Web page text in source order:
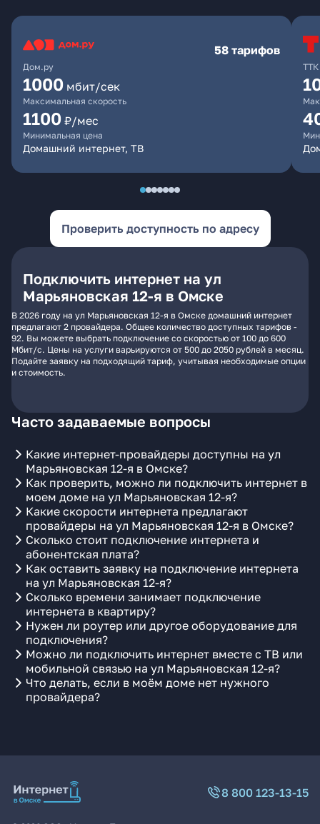
Дом.ру
58 тарифов
1000 мбит/сек
Максимальная скорость
1100 ₽/мес
Минимальная цена
Домашний интернет, ТВ
ТТК
Проверить доступность по адресу
Подключить интернет на ул
Марьяновская 12-я в Омске
В 2026 году на ул Марьяновская 12-я в Омске домашний интернет
предлагают 2 провайдера. Общее количество доступных тарифов -
92. Вы можете выбрать подключение со скоростью от 100 до 600
Мбит/с. Цены на услуги варьируются от 500 до 2050 рублей в месяц.
Подайте заявку на подходящий тариф, учитывая необходимые опции
и стоимость.
Часто задаваемые вопросы
Какие интернет-провайдеры доступны на ул
Марьяновская 12-я в Омске?
Как проверить, можно ли подключить интернет в
моем доме на ул Марьяновская 12-я?
Какие скорости интернета предлагают
провайдеры на ул Марьяновская 12-я в Омске?
Сколько стоит подключение интернета и
абонентская плата?
Как оставить заявку на подключение интернета
на ул Марьяновская 12-я?
Сколько времени занимает подключение
интернета в квартиру?
Нужен ли роутер или другое оборудование для
подключения?
Можно ли подключить интернет вместе с ТВ или
мобильной связью на ул Марьяновская 12-я?
Что делать, если в моём доме нет нужного
провайдера?
8 800 123-13-15